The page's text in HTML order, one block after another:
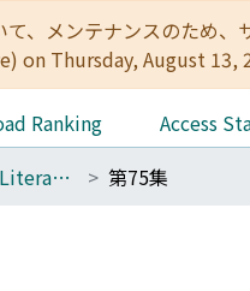
て、メンテナンスのた
on Thursday, August 13,
Ranking Access
Review of English Literature 第75集